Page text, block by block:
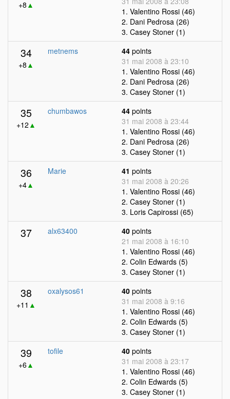
+8 ▲
1. Valentino Rossi (46)
2. Dani Pedrosa (26)
3. Casey Stoner (1)
34
+8 ▲
metnems 44 points
31 mai 2008 à 23:10
1. Valentino Rossi (46)
2. Dani Pedrosa (26)
3. Casey Stoner (1)
35
+12 ▲
chumbawos 44 points
31 mai 2008 à 23:44
1. Valentino Rossi (46)
2. Dani Pedrosa (26)
3. Casey Stoner (1)
36
+4▲
Marie 41 points
31 mai 2008 à 20:26
1. Valentino Rossi (46)
2. Casey Stoner (1)
3. Loris Capirossi (65)
37 alx63400 40 points
21 mai 2008 à 16:10
1. Valentino Rossi (46)
2. Colin Edwards (5)
3. Casey Stoner (1)
38
+11 ▲
oxalysos61 40 points
31 mai 2008 à 9:16
1. Valentino Rossi (46)
2. Colin Edwards (5)
3. Casey Stoner (1)
39
+6▲
tofile 40 points
31 mai 2008 à 23:17
1. Valentino Rossi (46)
2. Colin Edwards (5)
3. Casey Stoner (1)